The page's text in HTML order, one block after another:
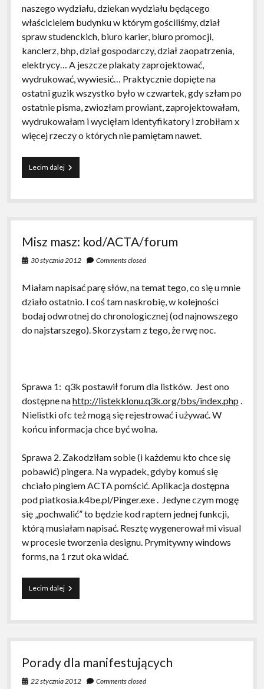
naszego wydziału, dziekan wydziału będącego
właścicielem budynku w którym gościliśmy, dział
spraw studenckich, biuro karier, biuro promocji,
kanclerz, bhp, dział gospodarczy, dział zaopatrzenia,
elektrycy… A jeszcze plakaty zaprojektować,
wydrukować, wywiesić… Praktycznie dopięte na
ostatni guzik wszystko było w czwartek, gdy szłam po
ostatnie pisma, zwiozłam prowiant, zaprojektowałam,
wydrukowałam i wycięłam identyfikatory i zrobiłam x
więcej rzeczy o których nie pamiętam nawet.
Lecim dalejZielonogórski
Dzień
–
roku
Misz masz: kod/ACTA/forum
30 stycznia 2012 Comments closed
Miałam napisać parę słów, na temat tego, co się u mnie
działo ostatnio. I coś tam naskrobię, w kolejności
bodaj odwrotnej do chronologicznej (od najnowszego
do najstarszego). Skorzystam z tego, że rwę noc.
Sprawa 1: q3k postawił forum dla listków. Jest ono
dostępne nahttp://listekklonu.q3k.org/bbs/index.php .
Nielistki ofc też mogą się rejestrować i używać. W
końcu informacja chce być wolna.
Sprawa 2. Zakodziłam sobie (i każdemu kto chce się
pobawić) pingera. Na wypadek, gdyby komuś się
chciało pingiem ACTA pomścić. Aplikacja dostępna
pod piatkosia.k4be.pl/Pinger.exe . Jedyne czym mogę
się „pochwalić” to będzie kod raptem jednej funkcji,
którą musiałam napisać. Resztę wygenerował mi visual
w procesie tworzenia designu. Prymitywny windows
forms, na 1 rzut oka widać.
Lecim dalejMisz
masz:
Porady dla manifestujących
22 stycznia 2012 Comments closed